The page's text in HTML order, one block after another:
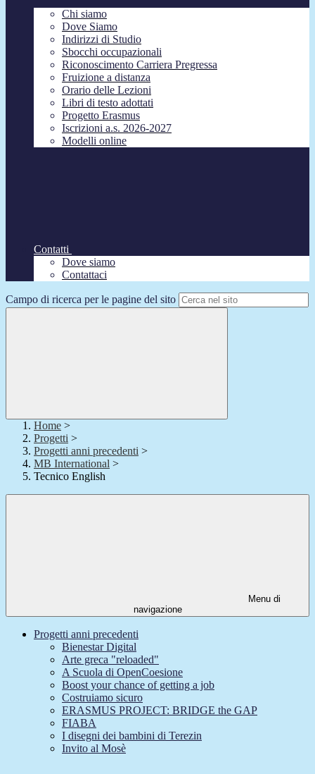
Chi siamo
Dove Siamo
Indirizzi di Studio
Sbocchi occupazionali
Riconoscimento Carriera Pregressa
Fruizione a distanza
Orario delle Lezioni
Libri di testo adottati
Progetto Erasmus
Iscrizioni a.s. 2026-2027
Modelli online
Contatti
Dove siamo
Contattaci
Campo di ricerca per le pagine del sito
Home >
Progetti >
Progetti anni precedenti >
MB International >
Tecnico English
Menu di
navigazione
Progetti anni precedenti
Bienestar Digital
Arte greca "reloaded"
A Scuola di OpenCoesione
Boost your chance of getting a job
Costruiamo sicuro
ERASMUS PROJECT: BRIDGE the GAP
FIABA
I disegni dei bambini di Terezin
Invito al Mosè